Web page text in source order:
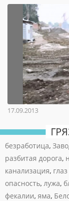
17.09.2013
безработица,
разбитая дорога,
канализация,
опасность, лужа,
фекалии, яма,